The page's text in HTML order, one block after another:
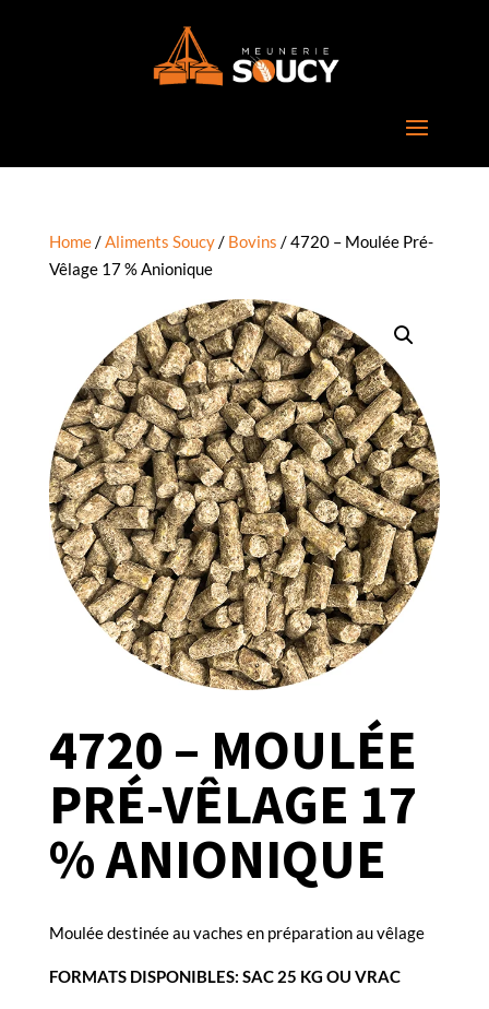
Home/Aliments Soucy/ Bovins / 4720 – Moulée Pré-
Vêlage 17 % Anionique
4720 – MOULÉE
PRÉ-VÊLAGE 17
% ANIONIQUE
Moulée destinée au vaches en préparation au vêlage
FORMATS DISPONIBLES: SAC 25 KG OU VRAC